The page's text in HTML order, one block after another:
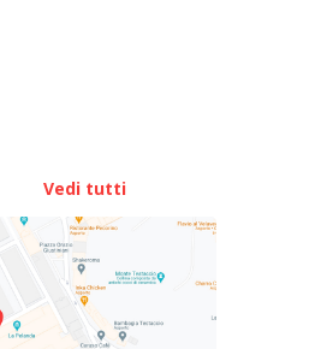
Vedi tutti